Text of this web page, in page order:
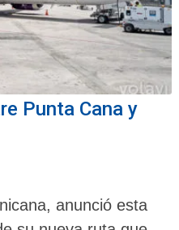
Punta Cana y
anunció esta